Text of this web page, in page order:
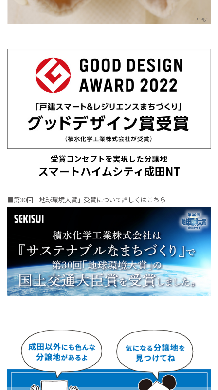
image
受賞コンセプトを実現した分譲地
スマートハイムシティ成田NT
■第30回「地球環境大賞」受賞について詳しくはこちら